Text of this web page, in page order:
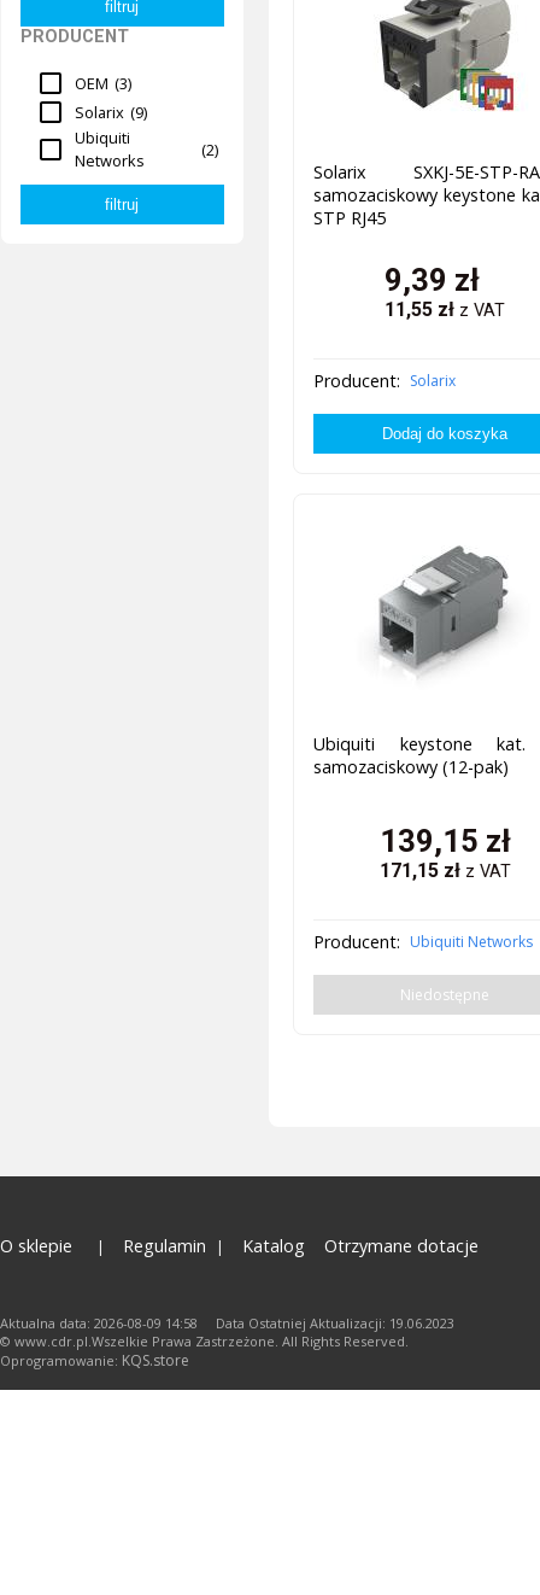
PRODUCENT
OEM (3)
Solarix (9)
Ubiquiti
Networks
(2)
Solarix SXKJ-5E-STP-
samozaciskowy keystone
STP RJ45
9,39 zł
11,55 zł z VAT
Producent: Solarix
Ubiquiti keystone kat.
samozaciskowy (12-pak)
139,15 zł
171,15zł z VAT
Producent: Ubiquiti Networks
Niedostępne
O sklepie Regulamin Katalog Otrzymane dotacje
Aktualna data: 2026-08-09 14:58 Data Ostatniej Aktualizacji: 19.06.2023
© www.cdr.pl.Wszelkie Prawa Zastrzeżone. All Rights Reserved.
Oprogramowanie: KQS.store